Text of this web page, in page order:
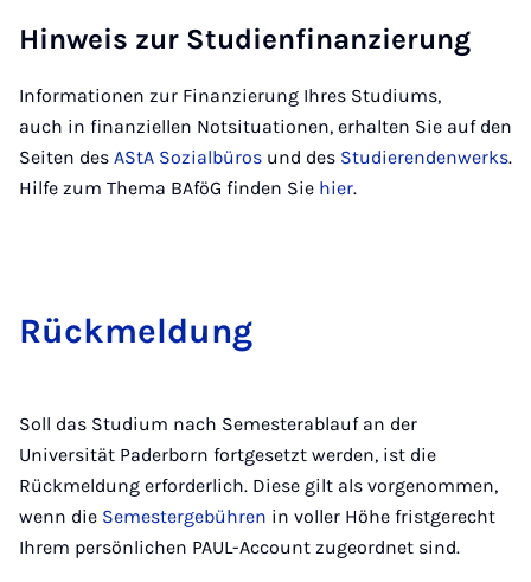
Hinweis zur Studienfinanzierung
Informationen zur Finanzierung Ihres Studiums,
auch in finanziellen Notsituationen, erhalten Sie auf den
Seiten des AStA Sozialbüros und des Studierendenwerks.
Hilfe zum Thema BAföG finden Sie hier.
Rü­ck­mel­dung
Soll das Studium nach Semesterablauf an der
Universität Paderborn fortgesetzt werden, ist die
Rückmeldung erforderlich. Diese gilt als vorgenommen,
wenn die Semestergebühren in voller Höhe fristgerecht
Ihrem persönlichen PAUL-Account zugeordnet sind.